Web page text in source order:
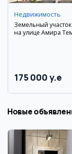
Недвижимость
Земельный
на улице Амира
175 000 y.e
Новые